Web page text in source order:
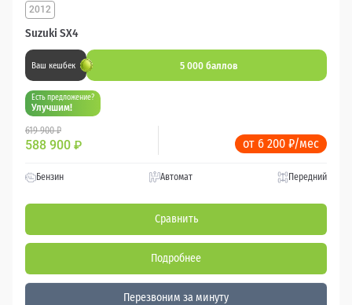
Suzuki SX4
2012
Ваш кешбек 5 000 баллов
Есть предложение?
Улучшим!
619 900 ₽
588 900 ₽ от 6 200 ₽/мес
Бензин Автомат Передний
Сравнить
Подробнее
Перезвоним за минуту